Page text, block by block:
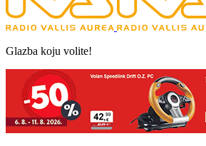
Glazba koju volite!